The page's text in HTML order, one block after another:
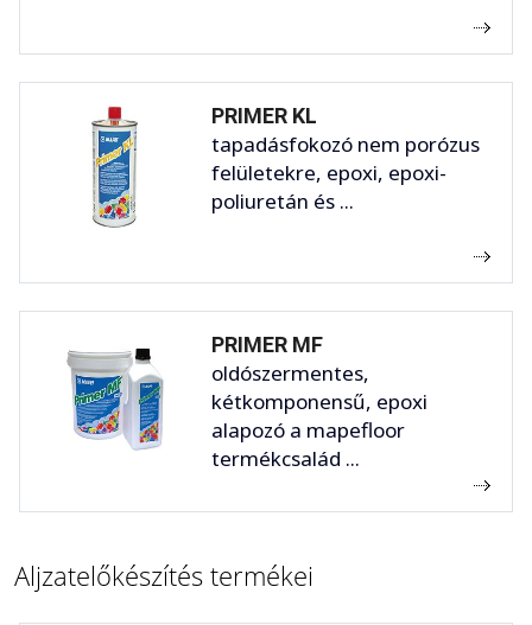
PRIMER KL
tapadásfokozó nem porózus
felületekre, epoxi, epoxi-
poliuretán és ...
PRIMER MF
oldószermentes,
kétkomponensű, epoxi
alapozó a mapefloor
termékcsalád ...
Aljzatelőkészítés termékei